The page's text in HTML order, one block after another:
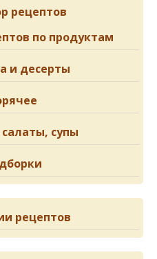
рецептов
по продуктам
и десерты
супы
рецептов